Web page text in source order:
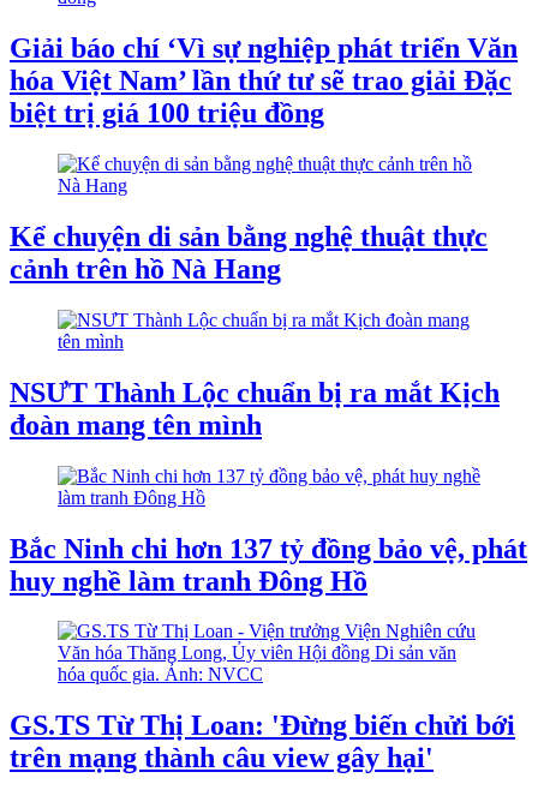
Giải báo chí ‘Vì sự nghiệp phát triển Văn
hóa Việt Nam’ lần thứ tư sẽ trao giải Đặc
biệt trị giá 100 triệu đồng
Kể chuyện di sản bằng nghệ thuật thực
cảnh trên hồ Nà Hang
NSƯT Thành Lộc chuẩn bị ra mắt Kịch
đoàn mang tên mình
Bắc Ninh chi hơn 137 tỷ đồng bảo vệ, phát
huy nghề làm tranh Đông Hồ
GS.TS Từ Thị Loan: 'Đừng biến chửi bới
trên mạng thành câu view gây hại'